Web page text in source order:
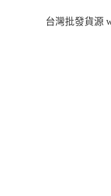
台灣批發貨源